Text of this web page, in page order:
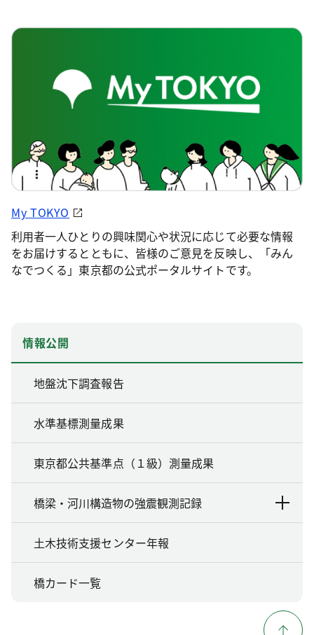
My TOKYO
利用者一人ひとりの興味関心や状況に応じて必要な情報
をお届けするとともに、皆様のご意見を反映し、「みん
なでつくる」東京都の公式ポータルサイトです。
情報公開
地盤沈下調査報告
水準基標測量成果
東京都公共基準点（１級）測量成果
橋梁・河川構造物の強震観測記録
土木技術支援センター年報
橋カード一覧